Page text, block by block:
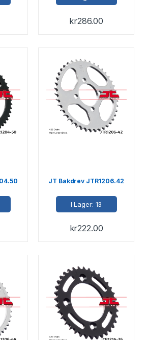
kr286.00
JT Bakdrev JTR1206.42
I Lager: 13
kr222.00